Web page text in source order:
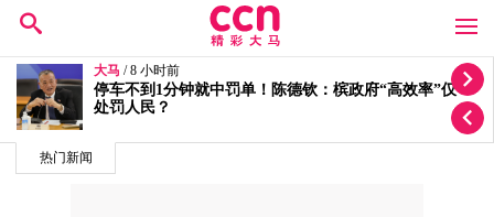
热门新闻
大马 / 9 小时前
按个人喜恶发放拨款有滥权之嫌 5蓝眼议员轰安华党政
不分